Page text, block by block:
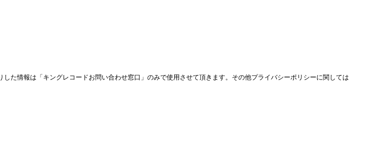
た情報は「キングレコードお問い合わせ窓口」のみで使用させて頂きます。その他プライバシーポリシーに関しては